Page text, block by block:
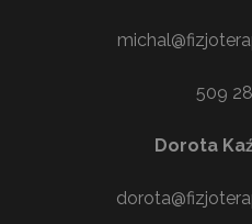
509
Dorota